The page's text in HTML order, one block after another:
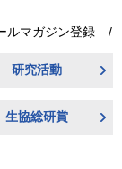
ルマガジン登録
研究活動
生協総研賞